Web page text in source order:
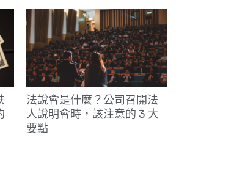
法說會是什麼？公司召開法
人說明會時，該注意的 3 大
要點